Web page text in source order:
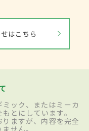
はこちら
ック、またはミーカ
とにしています。
ますが、内容を完全